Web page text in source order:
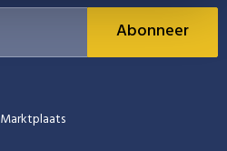
Abonneer
Marktplaats